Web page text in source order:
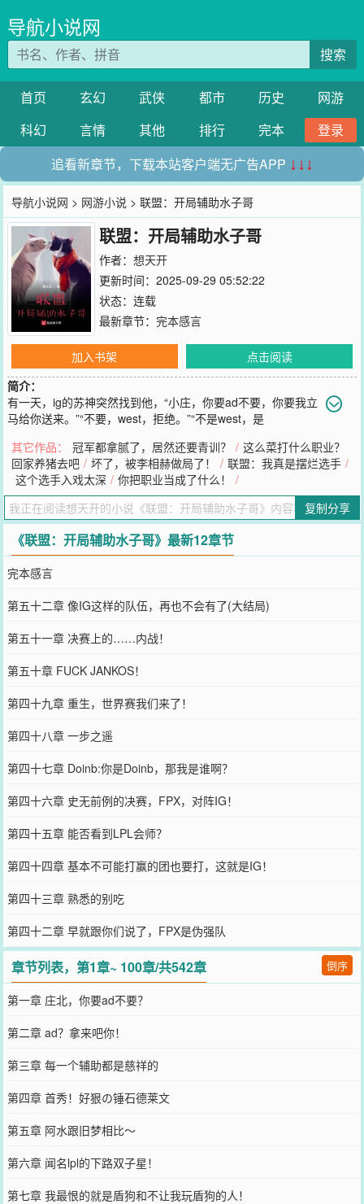
导航小说网
搜索
首页 玄幻 武侠 都市 历史
网游
科幻
言情 其他 排行 完本
登录
追看新章节，下载本站客户端无广告APP ↓↓↓
导航小说网 > 网游小说 > 联盟：开局辅助水子哥
联盟：开局辅助水子哥
作者： 想天开
更新时间：2025-09-29 05:52:22
状态：连载
最新章节： 完本感言
加入书架
点击阅读
简介：
有一天，ig的苏神突然找到他，“小庄，你要ad不要，你要我立
马给你送来。”“不要，west，拒绝。”“不是west，是
王朝。【ad的梦中情人】【下路的男妈妈】【专打吹捷豹】以下为
s11世界赛前ig下路组整活的珍贵采访实录：“lck嗷，你瞅你领的那几
个贵物，还有你，beryl嗷，人不原批不鬼的，你来上海，原神账号给
你销掉，头给你打歪。来上海，我，等你。”“文波哥讲两句？”“ok，你
来，我等你，今天必给你戒网瘾。”镜头下，玩了梗的下路组笑的像两
个傻子，没有跟垃圾桶solo的theshy和还想争夺生涯第三冠的rookie保
持着礼貌的微笑。回到s8的ig，目标只有一个，三冠王！
您要是觉得《
群和微博微信里的朋友推荐哦！
其它作品： 冠军都拿腻了，居然还要青训？ / 这么菜打什么职业？
回家养猪去吧 / 坏了，被李相赫做局了！ / 联盟：我真是摆烂选手 /
这个选手入戏太深 / 你把职业当成了什么！
/
复制分享
《联盟：开局辅助水子哥》最新12章节
完本感言
第五十二章 像IG这样的队伍，再也不会有了(大结局)
第五十一章 决赛上的……内战！
第五十章 FUCK JANKOS！
第四十九章 重生，世界赛我们来了！
第四十八章 一步之遥
第四十七章 Doinb:你是Doinb，那我是谁啊？
第四十六章 史无前例的决赛，FPX，对阵IG！
第四十五章 能否看到LPL会师？
第四十四章 基本不可能打赢的团也要打，这就是IG！
第四十三章 熟悉的别吃
第四十二章 早就跟你们说了，FPX是伪强队
章节列表，第1章~ 100章/共542章 倒序
第一章 庄北，你要ad不要？
第二章 ad？拿来吧你！
第三章 每一个辅助都是慈祥的
第四章 首秀！好狠の锤石德莱文
第五章 阿水跟旧梦相比～
第六章 闻名lpl的下路双子星！
第七章 我最恨的就是盾狗和不让我玩盾狗的人！